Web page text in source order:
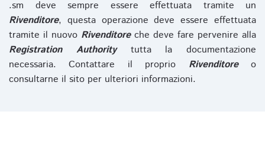
.sm deve sempre essere effettuata tramite un
Rivenditore, questa operazione deve essere effettuata
tramite il nuovo Rivenditoreche deve fare pervenire alla
Registration Authoritytutta la documentazione
necessaria. Contattare il proprio Rivenditoreo
consultarne il sito per ulteriori informazioni.